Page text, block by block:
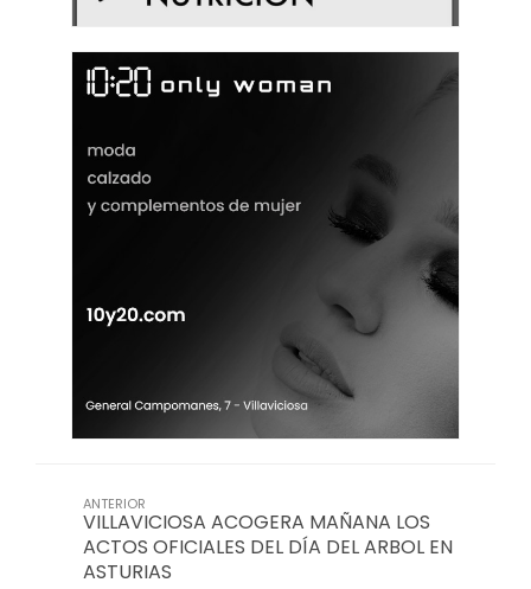
ANTERIOR
VILLAVICIOSA ACOGERA MAÑANA LOS
ACTOS OFICIALES DEL DÍA DEL ARBOL EN
ASTURIAS